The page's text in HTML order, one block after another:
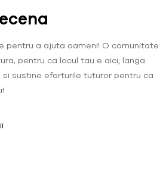
pentru a ajuta oameni! O comunitate
pentru ca locul tau e aici, langa
si sustine eforturile tuturor pentru ca